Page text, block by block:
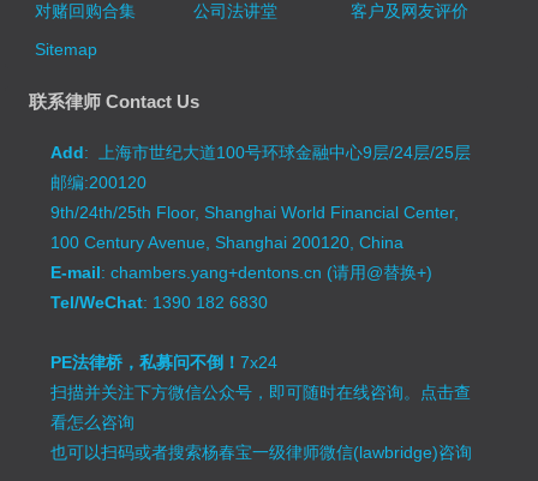
对赌回购合集
公司法讲堂
客户及网友评价
Sitemap
联系律师 Contact Us
Add: 上海市世纪大道100号环球金融中心9层/24层/25层
邮编:200120
9th/24th/25th Floor, Shanghai World Financial Center,
100 Century Avenue, Shanghai 200120, China
E-mail: chambers.yang+dentons.cn (请用@替换+)
Tel/WeChat: 1390 182 6830
PE法律桥，私募问不倒！7x24
扫描并关注下方微信公众号，即可随时在线咨询。 点击查
看怎么咨询
也可以扫码或者搜索杨春宝一级律师微信(lawbridge)咨询